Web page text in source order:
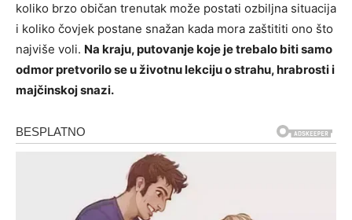
koliko brzo običan trenutak može postati ozbiljna situacija
i koliko čovjek postane snažan kada mora zaštititi ono što
najviše voli. Na kraju, putovanje koje je trebalo biti samo
odmor pretvorilo se u životnu lekciju o strahu, hrabrosti i
majčinskoj snazi.